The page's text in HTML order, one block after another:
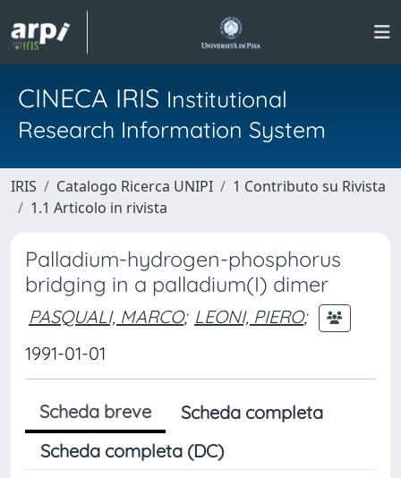
CINECA IRIS Institutional
Research Information System
IRIS Catalogo Ricerca UNIPI
1 Contributo su Rivista
1.1 Articolo in rivista
Palladium-hydrogen-phosphorus
bridging in a palladium(I) dimer
PASQUALI, MARCO; LEONI, PIERO;
1991-01-01
Scheda breve
Scheda completa
Scheda completa (DC)